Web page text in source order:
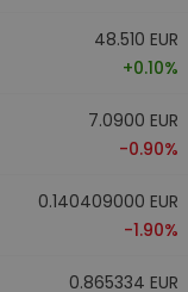
48.510 EUR
+0.10%
7.0900 EUR
-0.90%
0.140409000 EUR
-1.90%
0.865334 EUR